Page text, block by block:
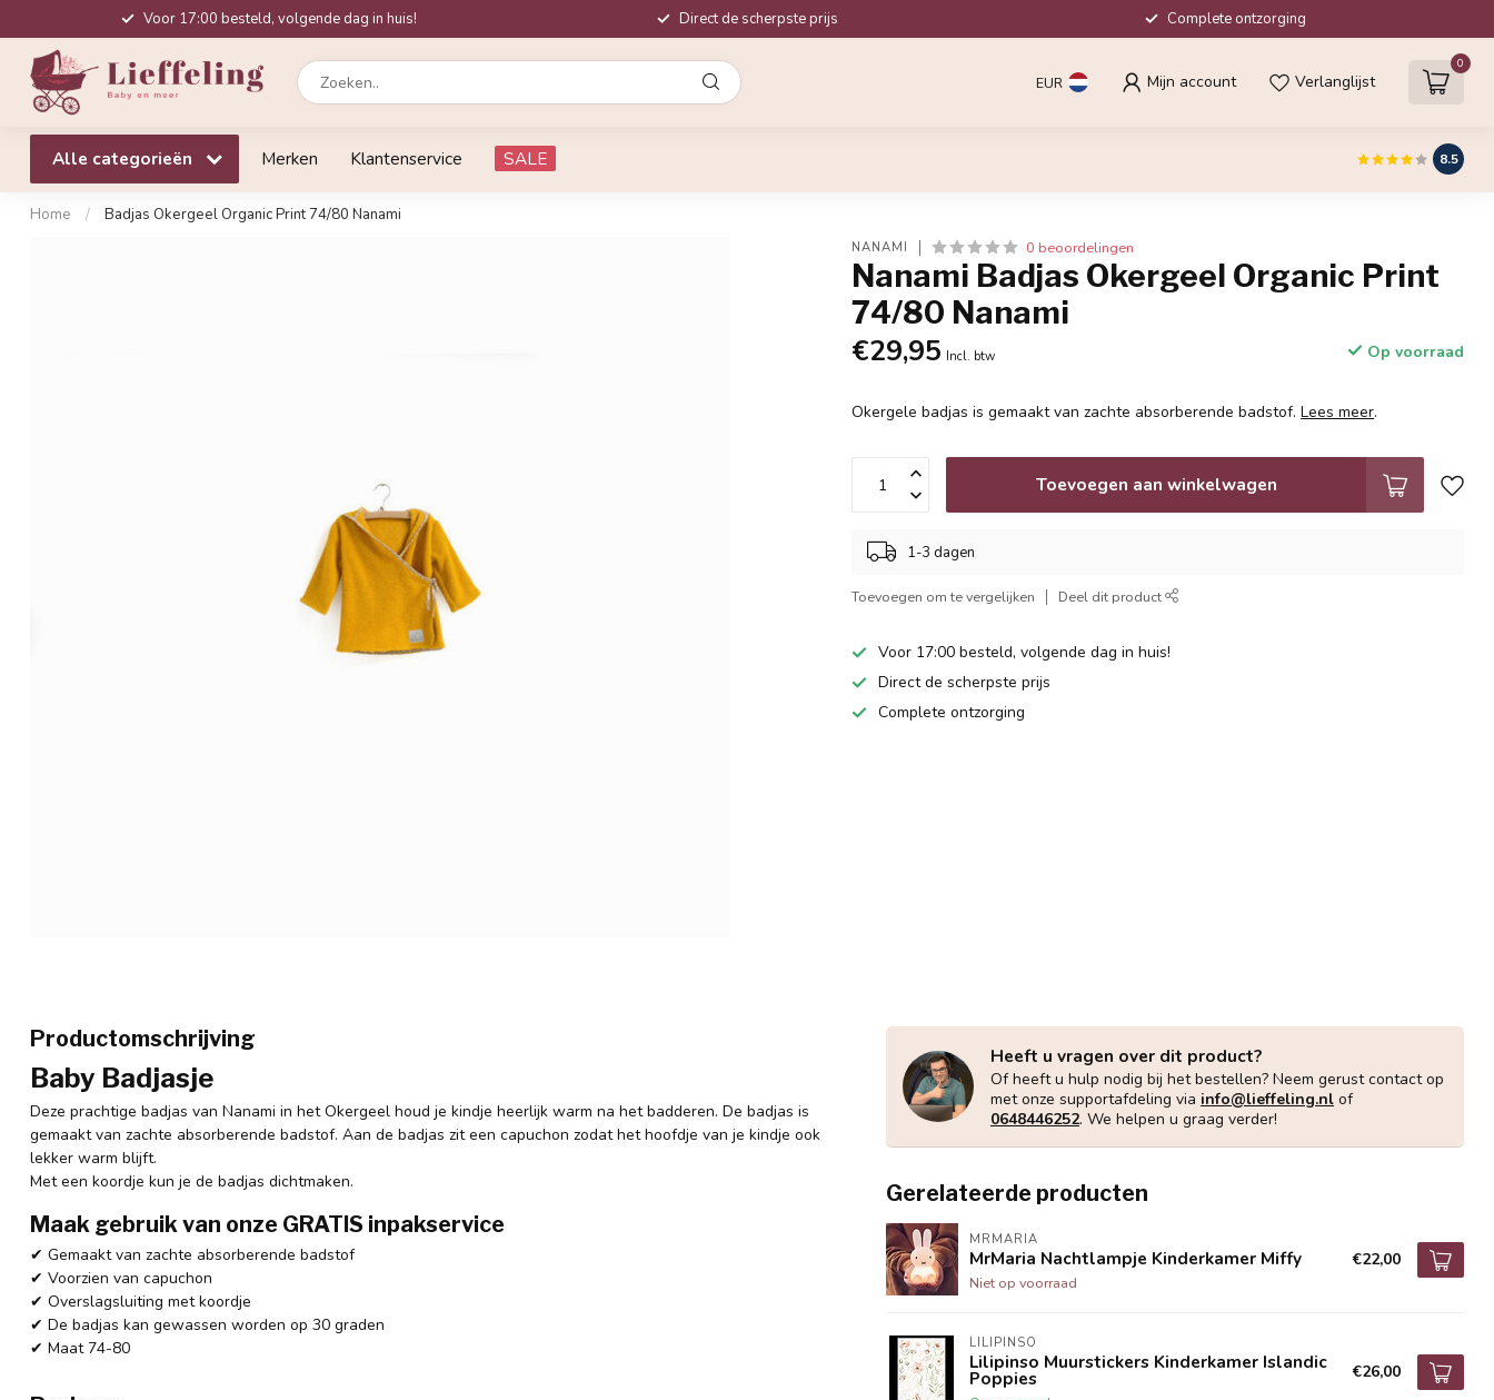
Voor 17:00 besteld, volgende dag in huis! Direct de scherpste prijs Complete ontzorging
EUR Mijn account Verlanglijst
0
Alle categorieën Merken Klantenservice SALE 8.5
Home / Badjas Okergeel Organic Print 74/80 Nanami
NANAMI 0 beoordelingen
Nanami Badjas Okergeel Organic Print
74/80 Nanami
€29,95 Incl. btw Op voorraad
Okergele badjas is gemaakt van zachte absorberende badstof.Lees meer.
Toevoegen aan winkelwagen
1-3 dagen
Toevoegen om te vergelijken Deel dit product
Voor 17:00 besteld, volgende dag in huis!
Direct de scherpste prijs
Complete ontzorging
Productomschrijving
Baby Badjasje
Deze prachtige badjas van Nanami in het Okergeel houd je kindje heerlijk warm na het badderen. De badjas is
gemaakt van zachte absorberende badstof. Aan de badjas zit een capuchon zodat het hoofdje van je kindje ook
lekker warm blijft.
Met een koordje kun je de badjas dichtmaken.
Maak gebruik van onze GRATIS inpakservice
✔ Gemaakt van zachte absorberende badstof
✔ Voorzien van capuchon
✔ Overslagsluiting met koordje
✔ De badjas kan gewassen worden op 30 graden
✔ Maat 74-80
Heeft u vragen over dit product?
Of heeft u hulp nodig bij het bestellen? Neem gerust contact op
met onze supportafdeling via info@lieffeling.nl of
0648446252. We helpen u graag verder!
Gerelateerde producten
MRMARIA
MrMaria Nachtlampje Kinderkamer Miffy
Niet op voorraad
€22,00
LILIPINSO
Lilipinso Muurstickers Kinderkamer Islandic
Poppies €26,00